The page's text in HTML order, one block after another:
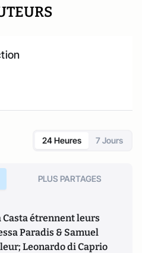
24 Heures 7 Jours
PLUS PARTAGES
étrennent leurs
Paradis & Samuel
Leonardo di Caprio